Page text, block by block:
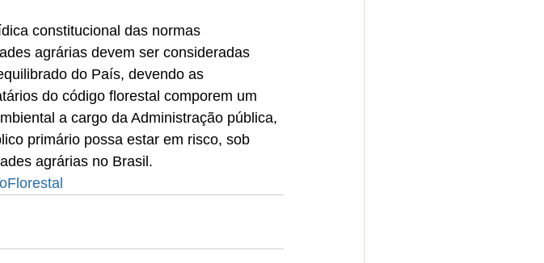
constitucional das normas
agrárias devem ser consideradas
do País, devendo as
do código florestal comporem um
a cargo da Administração pública,
primário possa estar em risco, sob
agrárias no Brasil.